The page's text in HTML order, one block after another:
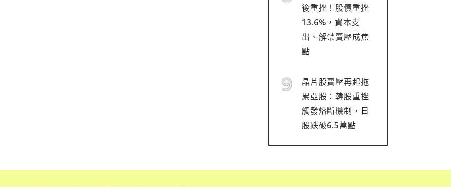
後重挫！股價重挫
13.6%，資本支
出、解禁賣壓成焦
點
晶片股賣壓再起拖
累亞股：韓股重挫
觸發熔斷機制，日
股跌破6.5萬點